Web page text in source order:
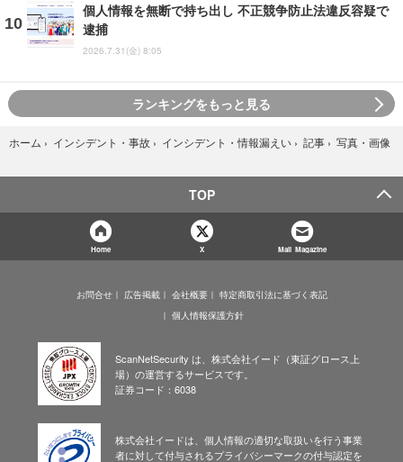
個人情報を無断で持ち出し 不正競争防止法違反容疑で
逮捕
2026.7.31(金) 8:05
ランキングをもっと見る
ホーム › インシデント・事故 › インシデント・情報漏えい › 記事 › 写真・画像
TOP
Home X Mail Magazine
お問合せ 広告掲載 会社概要
特定商取引法に基づく表記
個人情報保護方針
ScanNetSecurity は、株式会社イード（東証グロース上
場）の運営するサービスです。
証券コード：6038
株式会社イードは、個人情報の適切な取扱いを行う事業
者に対して付与されるプライバシーマークの付与認定を